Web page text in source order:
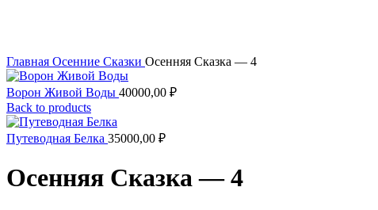
Главная Осенние Сказки Осенняя Сказка — 4
Ворон Живой Воды 40000,00 ₽
Back to products
Путеводная Белка 35000,00 ₽
Осенняя Сказка — 4